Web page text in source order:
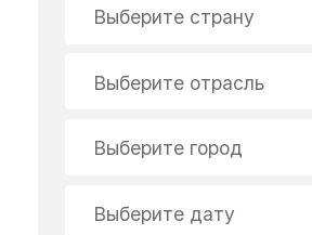
Выберите страну
Выберите отрасль
Выберите город
Выберите дату